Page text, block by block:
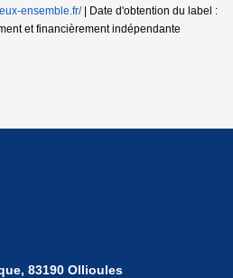
ensemble.fr/| Date d'obtention du label :
et financièrement indépendante
83190 Ollioules